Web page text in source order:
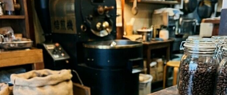
ritomaruオリジナル
壱岐島おすすめ商品
壱岐島の焼酎
協賛店舗